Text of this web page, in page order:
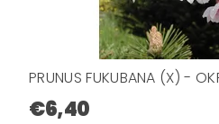
PRUNUS FUKUBANA (X) -
€6,40